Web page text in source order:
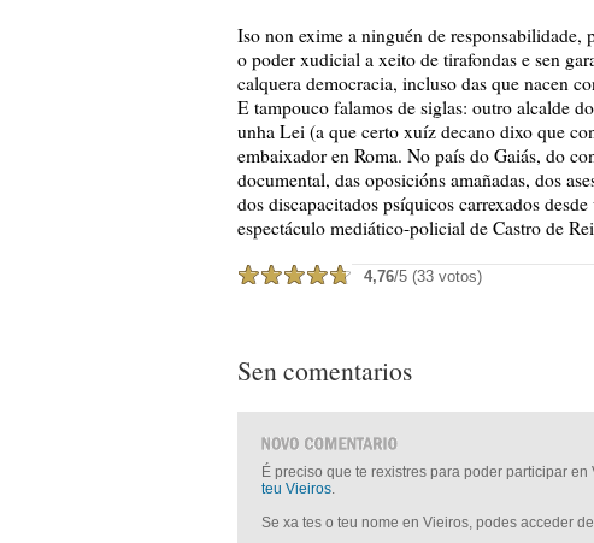
Iso non exime a ninguén de responsabilidade,
o poder xudicial a xeito de tirafondas e sen
calquera democracia, incluso das que nacen
E tampouco falamos de siglas: outro alcalde
unha Lei (a que certo xuíz decano dixo que
embaixador en Roma. No país do Gaiás, do
documental, das oposicións amañadas, dos
dos discapacitados psíquicos carrexados
espectáculo mediático-policial de Castro de
4,76/5 (33 votos)
Sen comentarios
É preciso que te rexistres para poder participar
teu Vieiros.
Se xa tes o teu nome en Vieiros, podes acceder